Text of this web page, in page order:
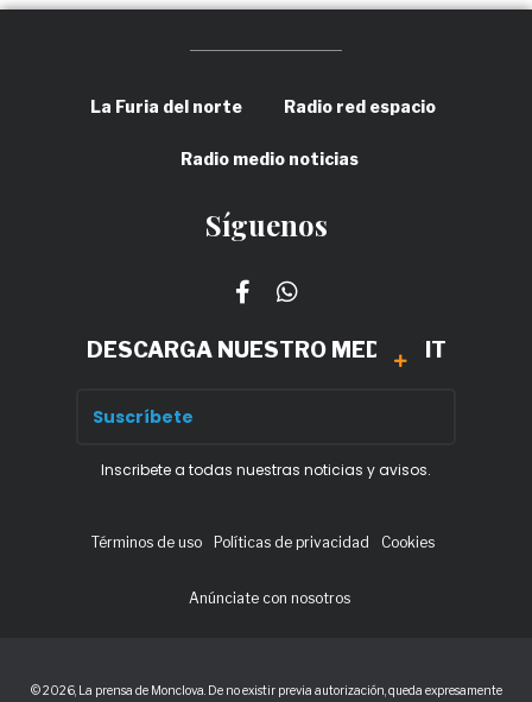
La Furia del norte Radio red espacio
Radio medio noticias
Síguenos
DESCARGA NUESTRO MEDIA KIT
Inscribete a todas nuestras noticias y avisos.
Términos de uso Políticas de privacidad Cookies
Anúnciate con nosotros
© 2026, La prensa de Monclova. De no existir previa autorización, queda expresamente